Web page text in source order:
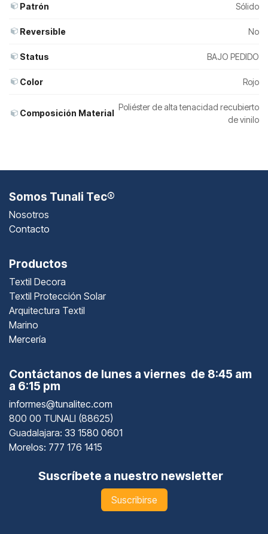
Patrón Sólido
Reversible No
Status BAJO PEDIDO
Color Rojo
Composición Material
Poliéster de alta tenacidad recubierto
de vinilo
Somos Tunali Tec®
Nosotros
Contacto
Productos
Textil Decora
Textil Protección Solar
Arquitectura Textil
Marino
Mercería
Contáctanos de lunes a viernes de 8:45 am
a 6:15 pm
informes@tunalitec.com
800 00 TUNALI (88625)
Guadalajara: 33 1580 0601
Morelos: 777 176 1415
Suscríbete a nuestro newsletter
Suscribirse